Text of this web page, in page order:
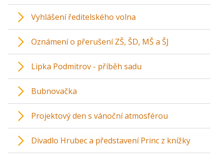
Vyhlášení ředitelského volna
Oznámení o přerušení ZŠ, ŠD, MŠ a ŠJ
Lipka Podmitrov - příběh sadu
Bubnovačka
Projektový den s vánoční atmosférou
Divadlo Hrubec a představení Princ z knížky